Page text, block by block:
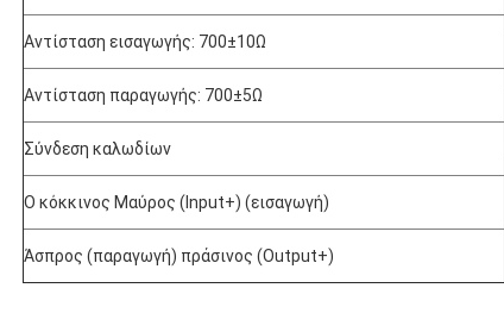
Αντίσταση εισαγωγής: 700±10Ω
Αντίσταση παραγωγής: 700±5Ω
Σύνδεση καλωδίων
Ο κόκκινος Μαύρος (Input+) (εισαγωγή)
Άσπρος (παραγωγή) πράσινος (Output+)